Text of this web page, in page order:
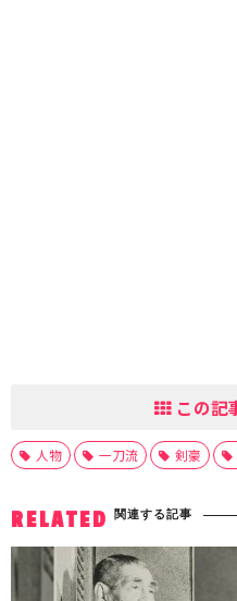
この記
人物 一刀流 剣豪
RELATED 関連する記事